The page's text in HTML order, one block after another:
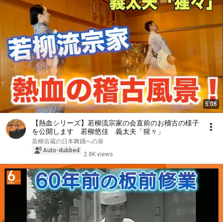
5:06
【熱血シリーズ】若柳流宗家の会直前のお稽古の様子
を公開します 若柳悠佳 義太夫「猩々」
若柳吉蔵の日本舞踊への扉
Auto-dubbed
2.8K views